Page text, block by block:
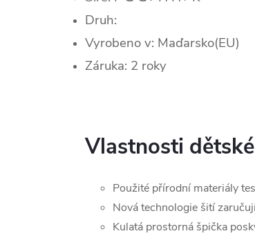
Druh:
Vyrobeno v: Maďarsko(EU)
Záruka: 2 roky
Vlastnosti
Použité přírodní materiály
Nová technologie šití
Kulatá prostorná špička